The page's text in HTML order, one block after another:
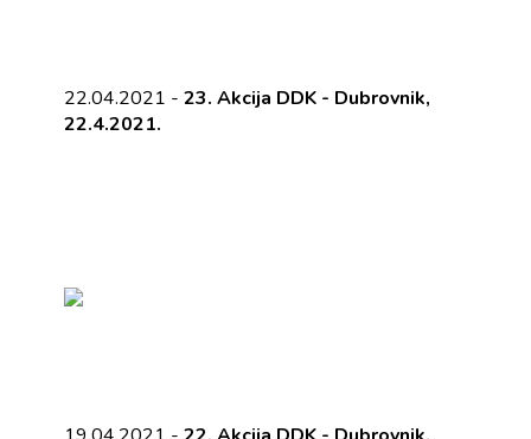
22.04.2021 - 23. Akcija DDK - Dubrovnik,
22.4.2021.